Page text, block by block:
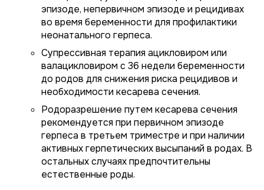
эпизоде, непервичном эпизоде и рецидивах
во время беременности для профилактики
неонатального герпеса.
Супрессивная терапия ацикловиром или
валацикловиром с 36 недели беременности
до родов для снижения риска рецидивов и
необходимости кесарева сечения.
Родоразрешение путем кесарева сечения
рекомендуется при первичном эпизоде
герпеса в третьем триместре и при наличии
активных герпетических высыпаний в родах. В
остальных случаях предпочтительны
естественные роды.